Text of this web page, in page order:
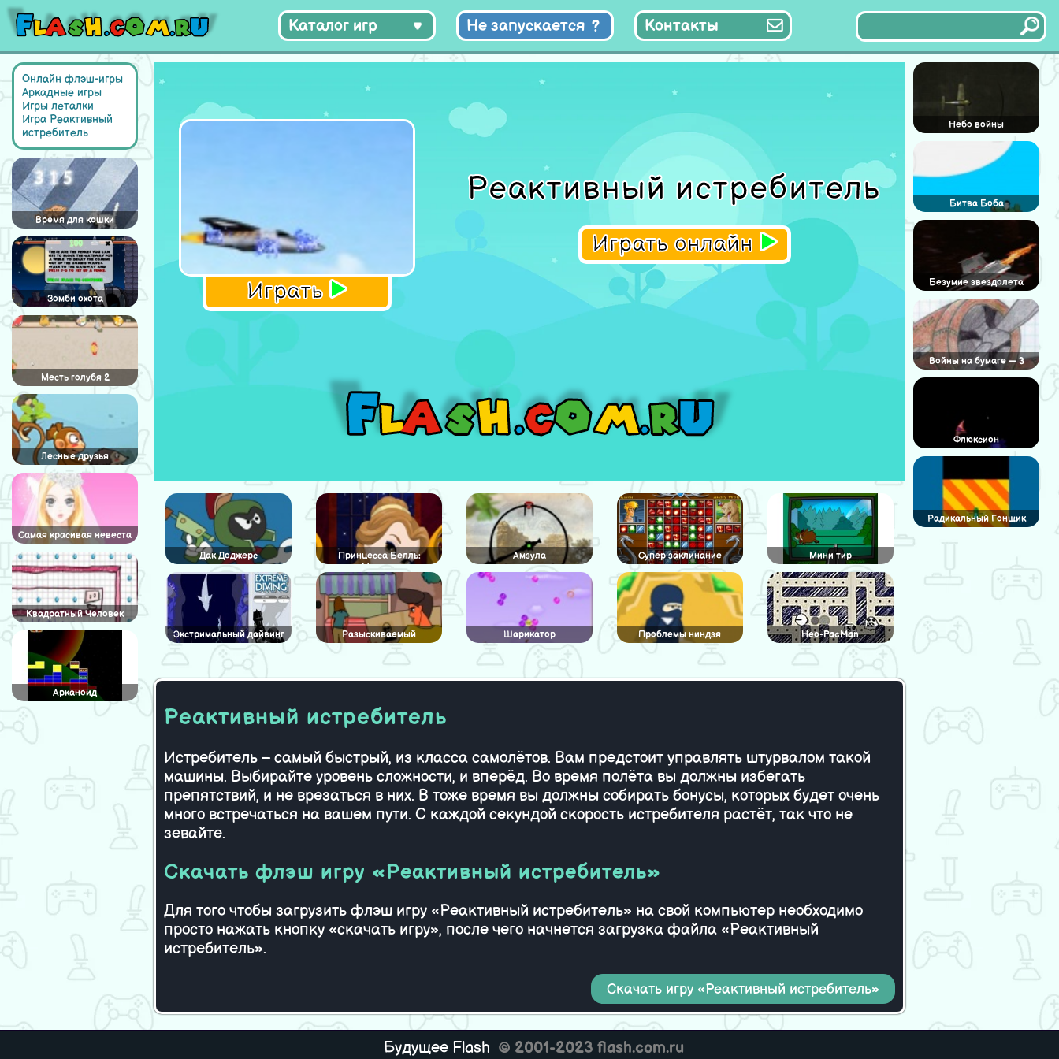
Каталог игр Не запускается Контакты
Онлайн флэш-игры
Аркадные игры
Игры леталки
Игра Реактивный
истребитель
Время для кошки
Зомби охота
Месть голубя 2
Лесные друзья
Самая красивая невеста
Квадратный Человек
Арканоид
Играть
Реактивный истребитель
Играть онлайн
Дак Доджерс
Принцесса Белль:
Макияж
Амзула Супер заклинание Мини тир
Экстримальный дайвинг Разыскиваемый Шарикатор Проблемы ниндзя Нео-PacMan
Воздушные бои
Реактивный истребитель
Истребитель – самый быстрый, из класса самолётов. Вам предстоит управлять штурвалом такой
машины. Выбирайте уровень сложности, и вперёд. Во время полёта вы должны избегать
препятствий, и не врезаться в них. В тоже время вы должны собирать бонусы, которых будет очень
много встречаться на вашем пути. С каждой секундой скорость истребителя растёт, так что не
зевайте.
Скачать флэш игру «Реактивный истребитель»
Для того чтобы загрузить флэш игру «Реактивный истребитель» на свой компьютер необходимо
просто нажать кнопку «скачать игру», после чего начнется загрузка файла «Реактивный
истребитель».
Скачать игру «Реактивный истребитель»
Небо войны
Битва Боба
Безумие звездолета
Войны на бумаге — 3
Флюксион
Радикальный Гонщик
Будущее Flash © 2001-2023 flash.com.ru